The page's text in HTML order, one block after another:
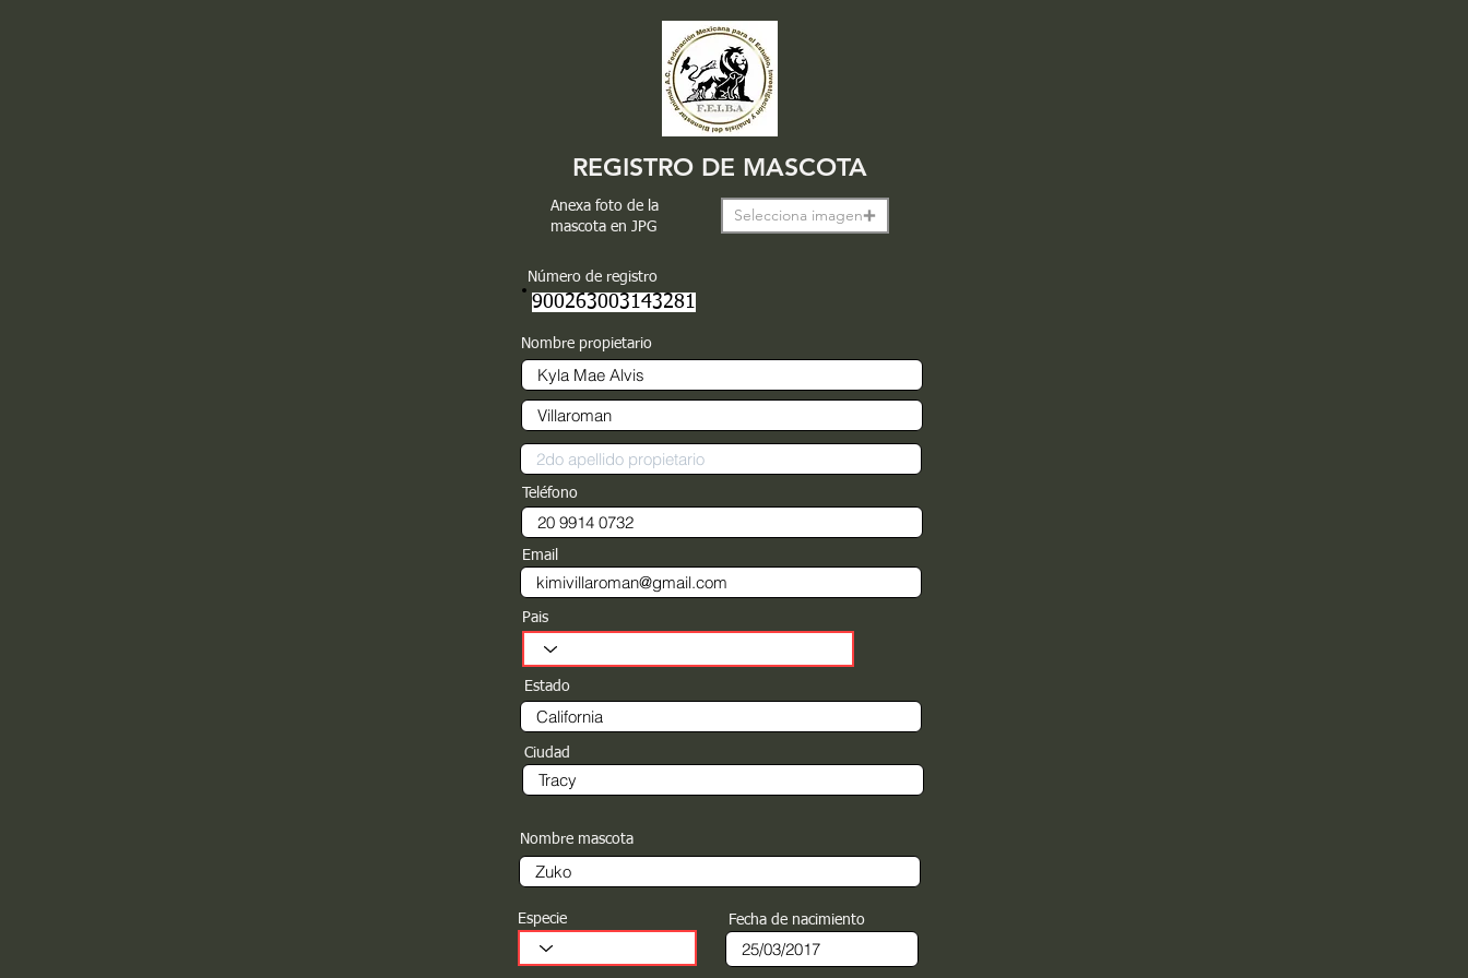
REGISTRO DE MASCOTA
Selecciona imagen
Anexa foto de la
mascota en JPG
Número de registro
900263003143281
Nombre propietario
Teléfono
Email
Pais
Estado
Ciudad
Nombre mascota
Especie Fecha de nacimiento